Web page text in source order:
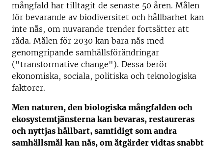
mångfald har tilltagit de senaste 50 åren. Målen
för bevarande av biodiversitet och hållbarhet kan
inte nås, om nuvarande trender fortsätter att
råda. Målen för 2030 kan bara nås med
genomgripande samhällsförändringar
("transformative change"). Dessa berör
ekonomiska, sociala, politiska och teknologiska
faktorer.
Men naturen, den biologiska mångfalden och
ekosystemtjänsterna kan bevaras, restaureras
och nyttjas hållbart, samtidigt som andra
samhällsmål kan nås, om åtgärder vidtas snabbt